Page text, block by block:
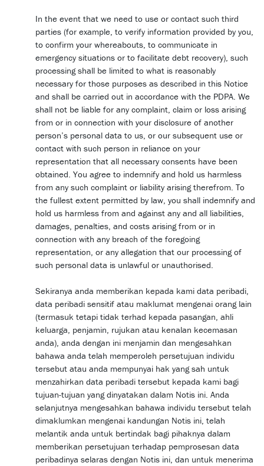
In the event that we need to use or contact such third
parties (for example, to verify information provided by you,
to confirm your whereabouts, to communicate in
emergency situations or to facilitate debt recovery), such
processing shall be limited to what is reasonably
necessary for those purposes as described in this Notice
and shall be carried out in accordance with the PDPA. We
shall not be liable for any complaint, claim or loss arising
from or in connection with your disclosure of another
person’s personal data to us, or our subsequent use or
contact with such person in reliance on your
representation that all necessary consents have been
obtained. You agree to indemnify and hold us harmless
from any such complaint or liability arising therefrom. To
the fullest extent permitted by law, you shall indemnify and
hold us harmless from and against any and all liabilities,
damages, penalties, and costs arising from or in
connection with any breach of the foregoing
representation, or any allegation that our processing of
such personal data is unlawful or unauthorised.
Sekiranya anda memberikan kepada kami data peribadi,
data peribadi sensitif atau maklumat mengenai orang lain
(termasuk tetapi tidak terhad kepada pasangan, ahli
keluarga, penjamin, rujukan atau kenalan kecemasan
anda), anda dengan ini menjamin dan mengesahkan
bahawa anda telah memperoleh persetujuan individu
tersebut atau anda mempunyai hak yang sah untuk
menzahirkan data peribadi tersebut kepada kami bagi
tujuan-tujuan yang dinyatakan dalam Notis ini. Anda
selanjutnya mengesahkan bahawa individu tersebut telah
dimaklumkan mengenai kandungan Notis ini, telah
melantik anda untuk bertindak bagi pihaknya dalam
memberikan persetujuan terhadap pemprosesan data
peribadinya selaras dengan Notis ini, dan untuk menerima